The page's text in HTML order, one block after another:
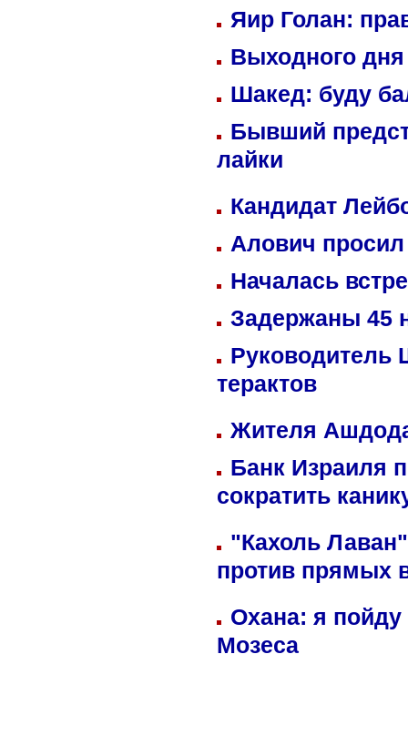
Яир Голан:
Выходного
Шакед: буду
Бывший
лайки
Кандидат
Алович просил
Началась
Задержаны 45
Руководитель
терактов
Жителя
Банк Израиля
сократить
"Кахоль
против прямых
Охана: я пойду
Мозеса